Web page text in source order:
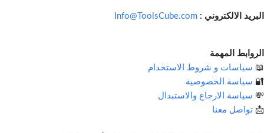
البريد الالكتروني : Info@ToolsCube.com
الروابط المهمة
📖 سياسات و شروط الاستخدام
🔐 سياسة الخصوصية
💸 سياسة الارجاع والاستبدال
📩 تواصل معنا